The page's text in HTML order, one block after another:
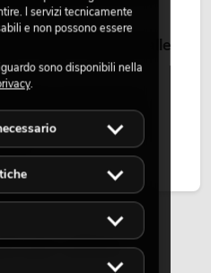
mobili resistenti alle
motorizzati per
in festival, feste
architetturali e
per ultimi
I servizi tecnicamente
e non possono essere
sono disponibili nella
.